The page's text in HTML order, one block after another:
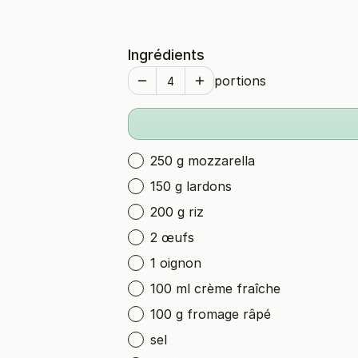
Ingrédients
portions
250 g mozzarella
150 g lardons
200 g riz
2 œufs
1 oignon
100 ml crème fraîche
100 g fromage râpé
sel